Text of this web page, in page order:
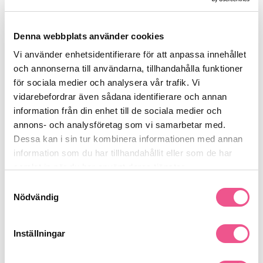
Denna webbplats använder cookies
Vi använder enhetsidentifierare för att anpassa innehållet
och annonserna till användarna, tillhandahålla funktioner
för sociala medier och analysera vår trafik. Vi
vidarebefordrar även sådana identifierare och annan
information från din enhet till de sociala medier och
annons- och analysföretag som vi samarbetar med.
Dessa kan i sin tur kombinera informationen med annan
information som du har tillhandahållit eller som de har
Nödvändig
Inställningar
Ger glans och mjukhet
Gör håret lättare att styla
Nyckelingredienser:
Lättviktiga mjukgörare som ger följsamhet
Vårdande komponenter som förbättrar hanterbarhet
Glansgivande ämnen för en polerad finish
Användning:
Arbeta in i längder och toppar i fuktigt eller torrt hår. Låt sitta
kvar och styla som önskat.
Passar för:
Alla hårtyper
Utredning/styling
Se mer